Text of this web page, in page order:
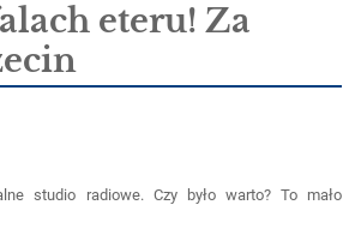
eteru! Za
studio radiowe. Czy było warto? To mało